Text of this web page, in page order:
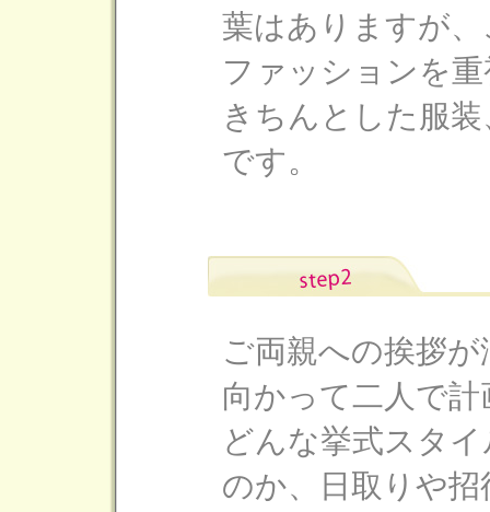
葉はありますが
ファッションを
きちんとした服
です。
ご両親への挨拶
向かって二人で
どんな挙式スタ
のか、日取りや